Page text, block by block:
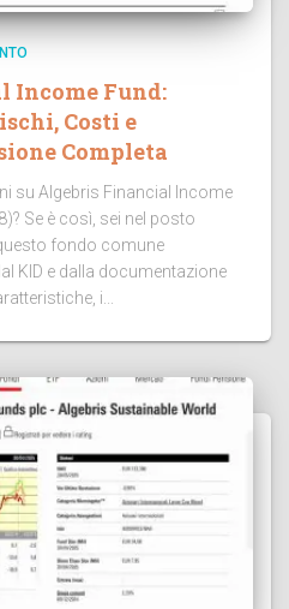
Income Fund:
Costi e
Completa
su Algebris Financial Income
Se è così, sei nel posto
fondo comune
KID e dalla documentazione
i...